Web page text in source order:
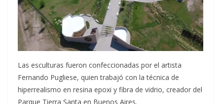
Las esculturas fueron confeccionadas por el artista
Fernando Pugliese, quien trabajó con la técnica de
hiperrealismo en resina epoxi y fibra de vidrio, creador del
Parque Tierra Santa en Buenos Aires.